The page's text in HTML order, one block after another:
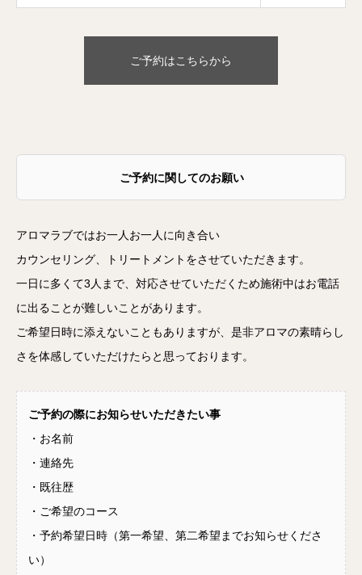
ご予約はこちらから
ご予約に関してのお願い
アロマラブではお一人お一人に向き合い
カウンセリング、トリートメントをさせていただきます。
一日に多くて3人まで、対応させていただくため施術中はお電話
に出ることが難しいことがあります。
ご希望日時に添えないこともありますが、是非アロマの素晴らし
さを体感していただけたらと思っております。
ご予約の際にお知らせいただきたい事
・お名前
・連絡先
・既往歴
・ご希望のコース
・予約希望日時（第一希望、第二希望までお知らせくださ
い）